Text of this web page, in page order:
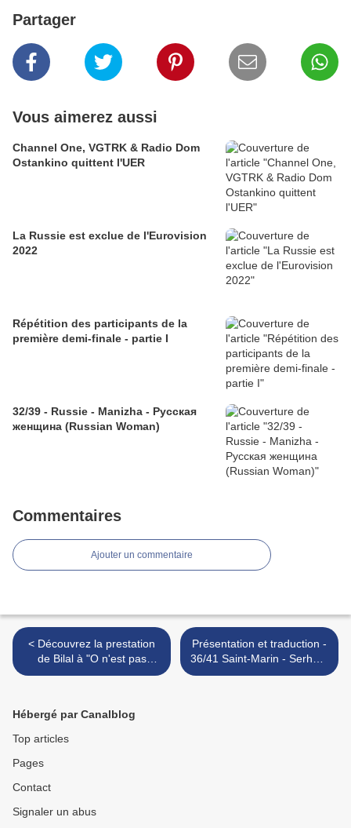
Partager
Vous aimerez aussi
Channel One, VGTRK & Radio Dom
Ostankino quittent l'UER
La Russie est exclue de l'Eurovision
2022
Répétition des participants de la
première demi-finale - partie I
32/39 - Russie - Manizha - Русская
женщина (Russian Woman)
Commentaires
Ajouter un commentaire
< Découvrez la prestation
de Bilal à "O n'est pas
couchés" avec une version
Présentation et traduction -
36/41 Saint-Marin - Serhat -
Say na na na >
Hébergé par Canalblog
Top articles
Pages
Contact
Signaler un abus